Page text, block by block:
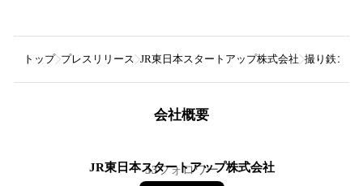
トップ プレスリリース JR東日本スタートアップ株式会社 撮り鉄コミ
会社概要
JR東日本スタートアップ株式会社
53フォロワー